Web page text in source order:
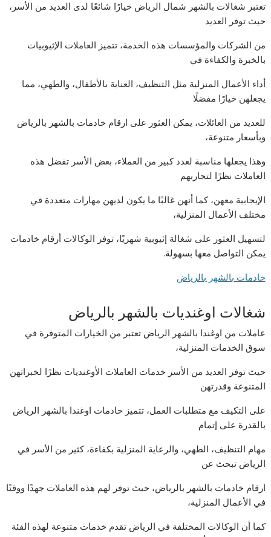
تعتبر شغالات بالشهر شمال الرياض خيارًا شائعًا لدى العديد من الأسر،
حيث توفر العديد
من الشركات والمؤسسات هذه الخدمة، تتميز العاملات الإثيوبيات
بالخبرة والكفاءة في
أداء الأعمال المنزلية مثل التنظيف، العناية بالأطفال، والطهي، مما
يجعلهن خيارًا مفضلًا
للعديد من العائلات، يمكن العثور على ارقام خادمات بالشهر بالرياض
وبأسعار متنوعة،
وهذا يجعلها مناسبة لعدد كبير من العملاء، بعض الأسر تفضل هذه
العاملات نظرًا لتجاربهم
الإيجابية معهن، كما أنهن غالبًا ما يكون لديهن مهارات متعددة في
مختلف الأعمال المنزلية،
لتسهيل العثور على شغالة إثيوبية شهريًا، توفر الوكالات أرقام خادمات
يمكن التواصل معها بسهولة.
خادمات بالشهر بالرياض
شغالات اوغنديات بالشهر بالرياض
عاملات من اوغندا بالشهر الرياض تعتبر من الخيارات المتوفرة في
سوق الخدمات المنزلية،
حيث توفر العديد من الأسر خدمات العاملات الأوغنديات نظرًا لخبراتهن
المتنوعة وقدرتهن
على التكيف مع متطلبات العمل، تتميز خادمات اوغندا بالشهر الرياض
بالقدرة على إتمام
مهام التنظيف، الطهي، والرعاية المنزلية بكفاءة، كثير من الأسر في
الرياض تبحث عن
ارقام خادمات بالشهر بالرياض، حيث توفر لهم هذه العاملات جهدًا ووقتًا
في الأعمال المنزلية،
كما أن الوكالات المختلفة في الرياض تقدم خدمات متنوعة لهذه الفئة